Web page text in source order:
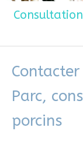
Parc,
porcins